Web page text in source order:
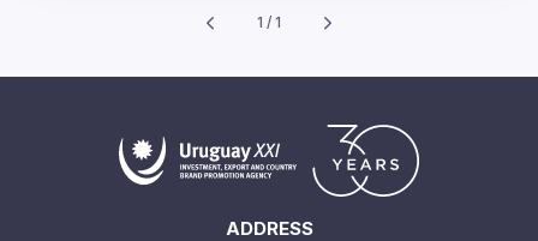
1 / 1
ADDRESS